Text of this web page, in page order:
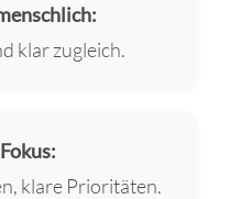
klar zugleich.
klare Prioritäten.